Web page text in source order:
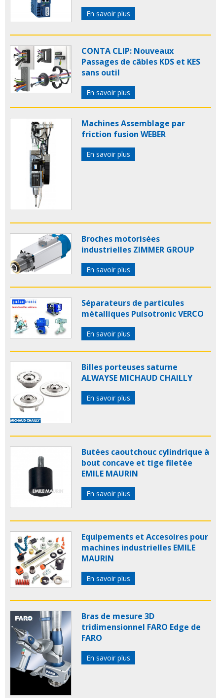
En savoir plus
CONTA CLIP: Nouveaux
Passages de câbles KDS et KES
sans outil
En savoir plus
Machines Assemblage par
friction fusion WEBER
En savoir plus
Broches motorisées
industrielles ZIMMER GROUP
En savoir plus
Séparateurs de particules
métalliques Pulsotronic VERCO
En savoir plus
Billes porteuses saturne
ALWAYSE MICHAUD CHAILLY
En savoir plus
Butées caoutchouc cylindrique à
bout concave et tige filetée
EMILE MAURIN
En savoir plus
Equipements et Accesoires pour
machines industrielles EMILE
MAURIN
En savoir plus
Bras de mesure 3D
tridimensionnel FARO Edge de
FARO
En savoir plus